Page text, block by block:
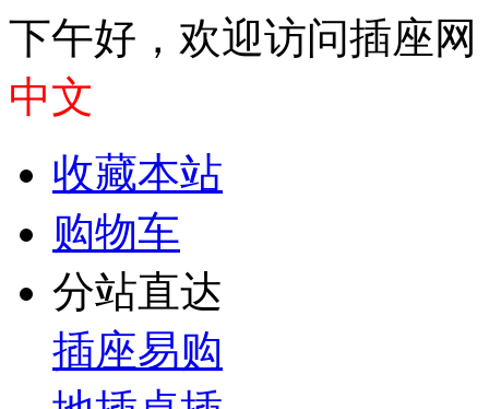
下午好，欢迎访问插座网
中文
收藏本站
购物车
分站直达
插座易购